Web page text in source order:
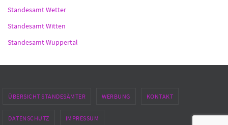
Standesamt Wetter
Standesamt Witten
Standesamt Wuppertal
ÜBERSICHT STANDESÄMTER WERBUNG KONTAKT
DATENSCHUTZ IMPRESSUM